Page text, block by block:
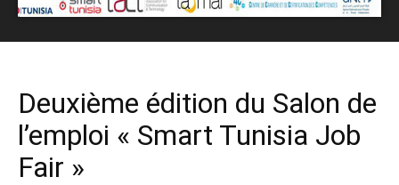
Deuxième édition du Salon de
l’emploi « Smart Tunisia Job
Fair »